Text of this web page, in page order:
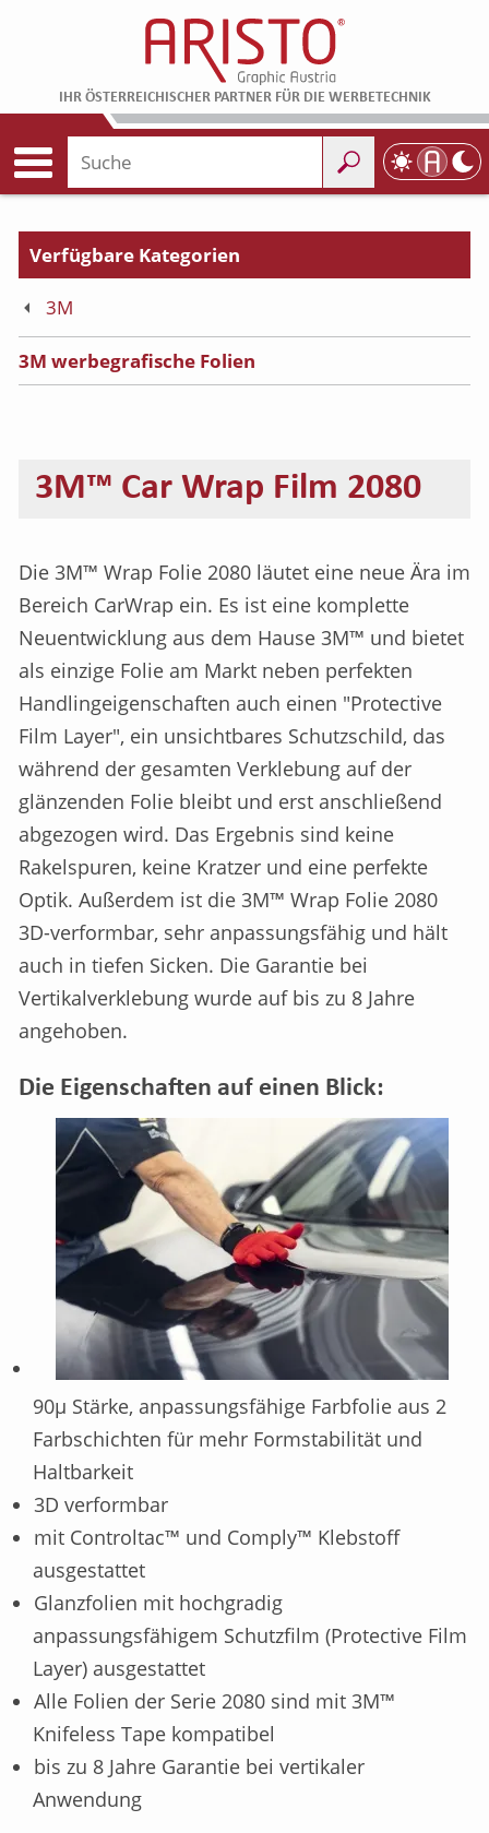
IHR ÖSTERREICHISCHER PARTNER FÜR DIE WERBETECHNIK
3M
3M werbegrafische Folien
3M™ Car Wrap Film 2080
Die 3M™ Wrap Folie 2080 läutet eine neue Ära im
Bereich CarWrap ein. Es ist eine komplette
Neuentwicklung aus dem Hause 3M™ und bietet
als einzige Folie am Markt neben perfekten
Handlingeigenschaften auch einen "Protective
Film Layer", ein unsichtbares Schutzschild, das
während der gesamten Verklebung auf der
glänzenden Folie bleibt und erst anschließend
abgezogen wird. Das Ergebnis sind keine
Rakelspuren, keine Kratzer und eine perfekte
Optik. Außerdem ist die 3M™ Wrap Folie 2080
3D-verformbar, sehr anpassungsfähig und hält
auch in tiefen Sicken. Die Garantie bei
Vertikalverklebung wurde auf bis zu 8 Jahre
angehoben.
Die Eigenschaften auf einen Blick:
90µ Stärke, anpassungsfähige Farbfolie aus 2
Farbschichten für mehr Formstabilität und
Haltbarkeit
3D verformbar
mit Controltac™ und Comply™ Klebstoff
ausgestattet
Glanzfolien mit hochgradig
anpassungsfähigem Schutzfilm (Protective Film
Layer) ausgestattet
Alle Folien der Serie 2080 sind mit 3M™
Knifeless Tape kompatibel
bis zu 8 Jahre Garantie bei vertikaler
Anwendung